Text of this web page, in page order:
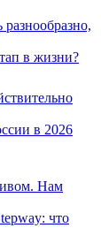
разнообразно,
в жизни?
в 2026
Нам
что